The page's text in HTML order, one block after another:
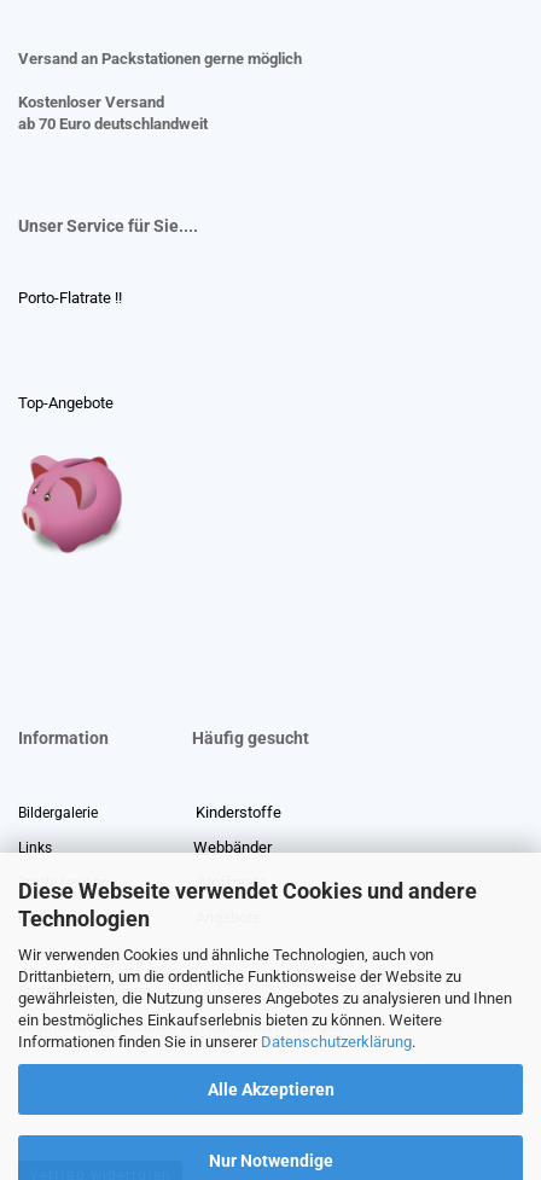
Diese Webseite verwendet Cookies und andere
Technologien
Wir verwenden Cookies und ähnliche Technologien, auch von
Drittanbietern, um die ordentliche Funktionsweise der Website zu
gewährleisten, die Nutzung unseres Angebotes zu analysieren und Ihnen
ein bestmögliches Einkaufserlebnis bieten zu können. Weitere
Informationen finden Sie in unserer Datenschutzerklärung.
Alle Akzeptieren
Nur Notwendige
Versand an Packstationen gerne möglich
Kostenloser Versand
ab 70 Euro deutschlandweit
Unser Service für Sie....
Porto-Flatrate !!
Top-Angebote
Information Häufig gesucht
Bildergalerie Kinderstoffe
Links Webbänder
Stoffe Lexikon Stoffreste
Über uns
Gewerberabatt Meterware
Stoffe auf Rechnung
Information zur Echtheit von Kundenbewertungen